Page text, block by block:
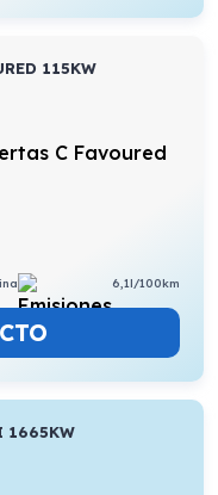
115KW
6,1l/100km
1665KW